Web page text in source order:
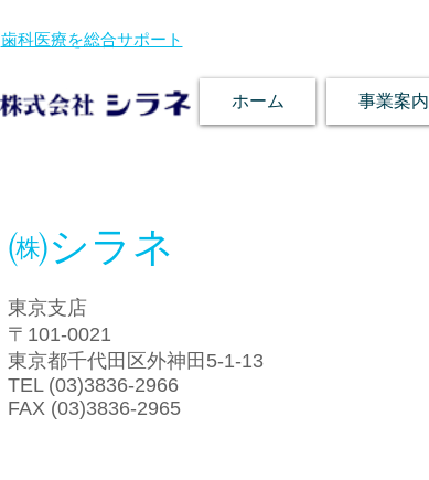
歯科医療を総合サポート
ホーム 事業案内
㈱シラネ
東京支店
〒101-0021
東京都千代田区外神田5-1-13
TEL (03)3836-2966
FAX (03)3836-2965